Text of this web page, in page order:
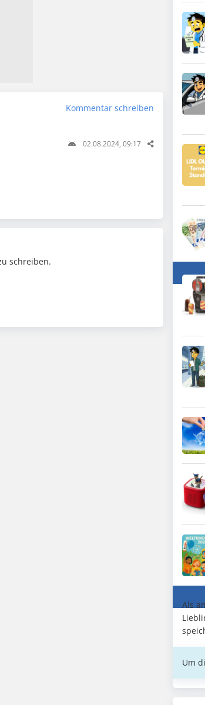
Kommentar schreiben
02.08.2024, 09:17
schreiben.
Als
Um